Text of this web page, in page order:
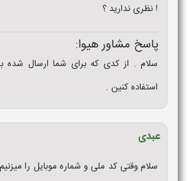
! نظری ندارید ؟
پاسخ مشاور هیوا:
سلام . از کدی که برای شما ارسال شده
استفاده کنین .
عبدی
سلام وقتی کد ملی و شماره موبایل را